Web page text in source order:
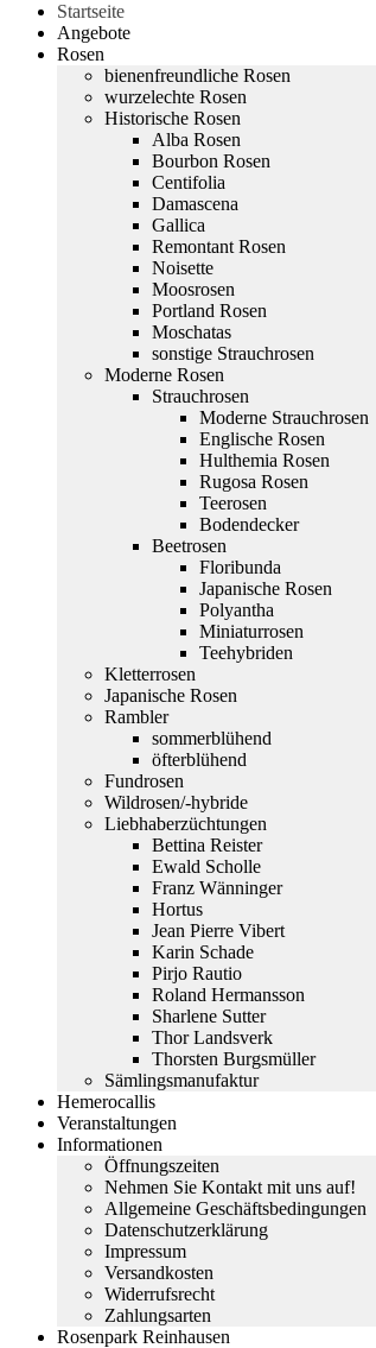
Startseite
Angebote
Rosen
bienenfreundliche Rosen
wurzelechte Rosen
Historische Rosen
Alba Rosen
Bourbon Rosen
Centifolia
Damascena
Gallica
Remontant Rosen
Noisette
Moosrosen
Portland Rosen
Moschatas
sonstige Strauchrosen
Moderne Rosen
Strauchrosen
Moderne Strauchrosen
Englische Rosen
Hulthemia Rosen
Rugosa Rosen
Teerosen
Bodendecker
Beetrosen
Floribunda
Japanische Rosen
Polyantha
Miniaturrosen
Teehybriden
Kletterrosen
Japanische Rosen
Rambler
sommerblühend
öfterblühend
Fundrosen
Wildrosen/-hybride
Liebhaberzüchtungen
Bettina Reister
Ewald Scholle
Franz Wänninger
Hortus
Jean Pierre Vibert
Karin Schade
Pirjo Rautio
Roland Hermansson
Sharlene Sutter
Thor Landsverk
Thorsten Burgsmüller
Sämlingsmanufaktur
Hemerocallis
Veranstaltungen
Informationen
Öffnungszeiten
Nehmen Sie Kontakt mit uns auf!
Allgemeine Geschäftsbedingungen
Datenschutzerklärung
Impressum
Versandkosten
Widerrufsrecht
Zahlungsarten
Rosenpark Reinhausen